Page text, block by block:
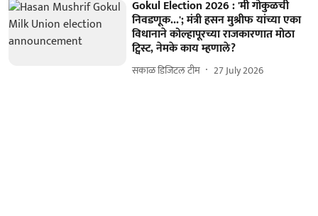
Gokul Election 2026 : 'मी गोकुळची
निवडणूक...'; मंत्री हसन मुश्रीफ यांच्या एका
विधानाने कोल्हापूरच्या राजकारणात मोठा
ट्विस्ट, नेमके काय म्हणाले?
सकाळ डिजिटल टीम 27 July 2026